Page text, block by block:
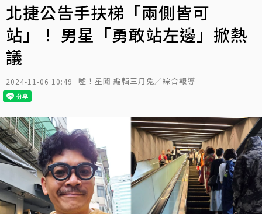
北捷公告手扶梯「兩側皆可
站」！ 男星「勇敢站左邊」掀熱
議
2024-11-06 10:49 噓！星聞 編輯三月兔／綜合報導